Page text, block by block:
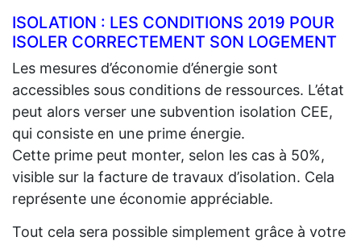
ISOLATION : LES CONDITIONS 2019 POUR
ISOLER CORRECTEMENT SON LOGEMENT
Les mesures d’économie d’énergie sont
accessibles sous conditions de ressources. L’état
peut alors verser une subvention isolation CEE,
qui consiste en une prime énergie.
Cette prime peut monter, selon les cas à 50%,
visible sur la facture de travaux d’isolation. Cela
représente une économie appréciable.
Tout cela sera possible simplement grâce à votre